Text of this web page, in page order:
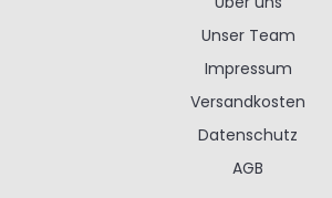
Unser Team
Impressum
Versandkosten
Datenschutz
AGB